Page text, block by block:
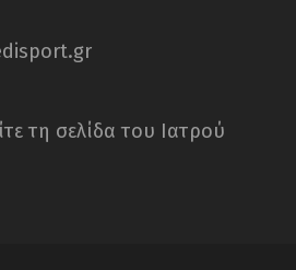
τη σελίδα του Ιατρού